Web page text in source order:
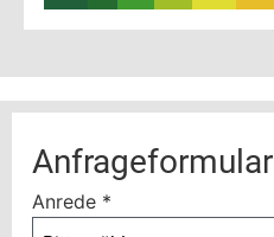
Anfrageformular
Anrede *